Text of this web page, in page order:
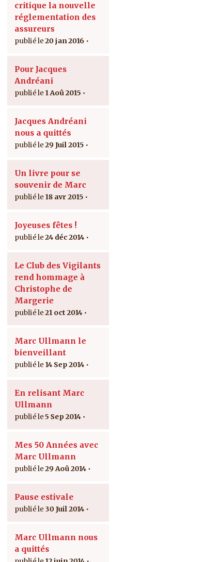
critique la nouvelle
réglementation des
assureurs
20 jan 2016
Pour Jacques
Andréani
1 Aoû 2015
Jacques Andréani
nous a quittés
29 Juil 2015
Un livre pour se
souvenir de Marc
18 avr 2015
Joyeuses fêtes !
24 déc 2014
Le Club des Vigilants
rend hommage à
Christophe de
Margerie
21 oct 2014
Marc Ullmann le
bienveillant
14 Sep 2014
En relisant Marc
Ullmann
5 Sep 2014
Mes 50 Années avec
Marc Ullmann
29 Aoû 2014
Pause estivale
30 Juil 2014
Marc Ullmann nous
a quittés